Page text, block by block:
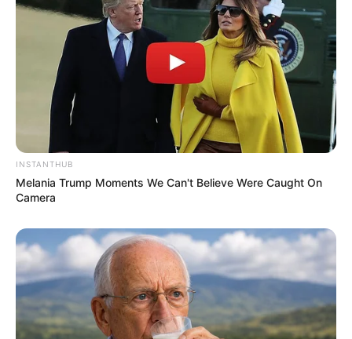
INSTANTHUB
Melania Trump Moments We Can't Believe Were Caught On
Camera